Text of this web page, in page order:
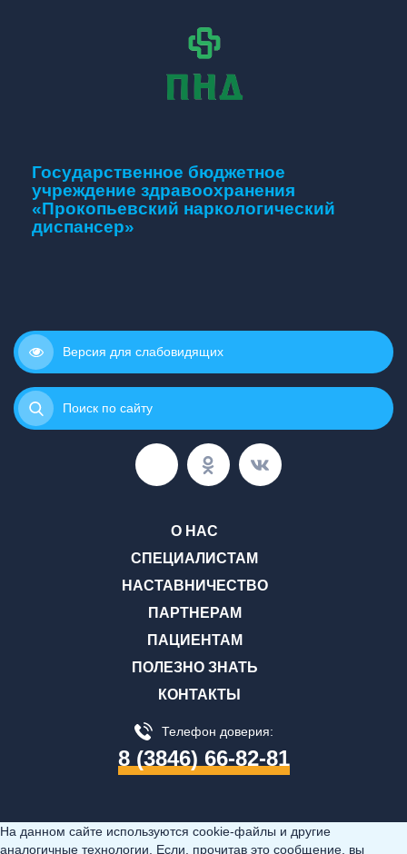
Государственное бюджетное
учреждение здравоохранения
«Прокопьевский наркологический
диспансер»
Версия для слабовидящих
Поиск по сайту
О НАС
СПЕЦИАЛИСТАМ
НАСТАВНИЧЕСТВО
ПАРТНЕРАМ
ПАЦИЕНТАМ
ПОЛЕЗНО ЗНАТЬ
КОНТАКТЫ
Телефон доверия:
8 (3846) 66-82-81
На данном сайте используются cookie-файлы и другие
аналогичные технологии. Если, прочитав это сообщение, вы